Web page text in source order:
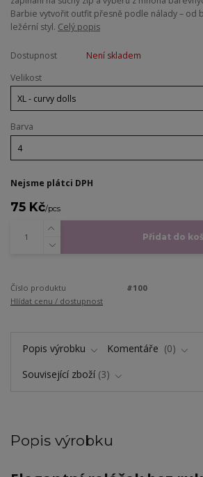
Barbie vytvořit outfit přesně podle nálady – od
ležérní styl. Celý popis
Dostupnost
Není skladem
Velikost
Barva
Nejsme plátci DPH
75 Kč/pcs
Přidat do
Číslo produktu
#100
Hlídat cenu / dostupnost
Popis výrobku Komentáře
0
Související zboží 3
Popis výrobku